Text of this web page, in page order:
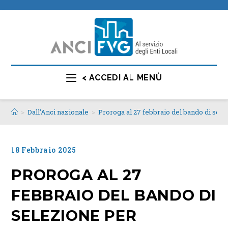
< ACCEDI AL MENÙ
> Dall’Anci nazionale > Proroga al 27 febbraio del bando di
18 Febbraio 2025
PROROGA AL 27
FEBBRAIO DEL BANDO DI
SELEZIONE PER